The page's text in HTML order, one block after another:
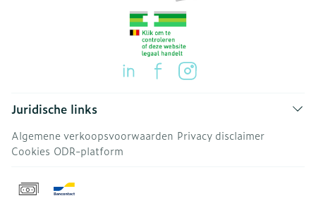
Juridische links
Algemene verkoopsvoorwaarden Privacy disclaimer
Cookies ODR-platform